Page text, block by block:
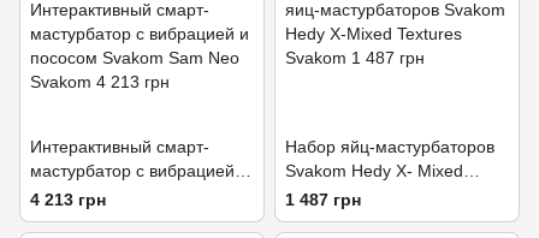
Интерактивный смарт-
мастурбатор с вибрацией и
посасыванием Svakom Sam
Neo
4 213 грн
Набор яйц-мастурбаторов
Svakom Hedy X- Mixed
Textures
1 487 грн